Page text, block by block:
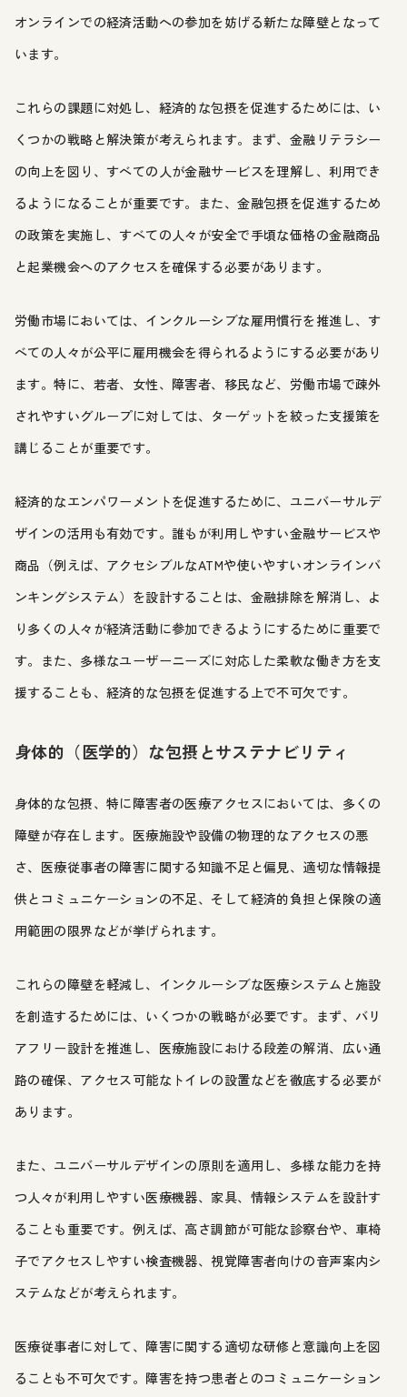
オンラインでの経済活動への参加を妨げる新たな障壁となって
います。
これらの課題に対処し、経済的な包摂を促進するためには、い
くつかの戦略と解決策が考えられます。まず、金融リテラシー
の向上を図り、すべての人が金融サービスを理解し、利用でき
るようになることが重要です。また、金融包摂を促進するため
の政策を実施し、すべての人々が安全で手頃な価格の金融商品
と起業機会へのアクセスを確保する必要があります。
労働市場においては、インクルーシブな雇用慣行を推進し、す
べての人々が公平に雇用機会を得られるようにする必要があり
ます。特に、若者、女性、障害者、移民など、労働市場で疎外
されやすいグループに対しては、ターゲットを絞った支援策を
講じることが重要です。
経済的なエンパワーメントを促進するために、ユニバーサルデ
ザインの活用も有効です。誰もが利用しやすい金融サービスや
商品（例えば、アクセシブルなATMや使いやすいオンラインバ
ンキングシステム）を設計することは、金融排除を解消し、よ
り多くの人々が経済活動に参加できるようにするために重要で
す。また、多様なユーザーニーズに対応した柔軟な働き方を支
援することも、経済的な包摂を促進する上で不可欠です。
身体的（医学的）な包摂とサステナビリティ
身体的な包摂、特に障害者の医療アクセスにおいては、多くの
障壁が存在します。医療施設や設備の物理的なアクセスの悪
さ、医療従事者の障害に関する知識不足と偏見、適切な情報提
供とコミュニケーションの不足、そして経済的負担と保険の適
用範囲の限界などが挙げられます。
これらの障壁を軽減し、インクルーシブな医療システムと施設
を創造するためには、いくつかの戦略が必要です。まず、バリ
アフリー設計を推進し、医療施設における段差の解消、広い通
路の確保、アクセス可能なトイレの設置などを徹底する必要が
あります。
また、ユニバーサルデザインの原則を適用し、多様な能力を持
つ人々が利用しやすい医療機器、家具、情報システムを設計す
ることも重要です。例えば、高さ調節が可能な診察台や、車椅
子でアクセスしやすい検査機器、視覚障害者向けの音声案内シ
ステムなどが考えられます。
医療従事者に対して、障害に関する適切な研修と意識向上を図
ることも不可欠です。障害を持つ患者とのコミュニケーション